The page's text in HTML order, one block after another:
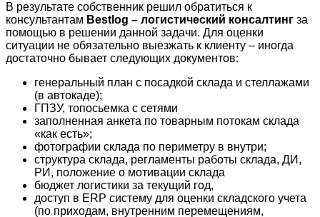
В результате собственник решил обратиться к
консультантам Bestlog – логистический консалтинг за
помощью в решении данной задачи. Для оценки
ситуации не обязательно выезжать к клиенту – иногда
достаточно бывает следующих документов:
генеральный план с посадкой склада и стеллажами
(в автокаде);
ГПЗУ, топосьемка с сетями
заполненная анкета по товарным потокам склада
«как есть»;
фотографии склада по периметру в внутри;
структура склада, регламенты работы склада, ДИ,
РИ, положение о мотивации склада
бюджет логистики за текущий год,
доступ в ERP систему для оценки складского учета
(по приходам, внутренним перемещениям,